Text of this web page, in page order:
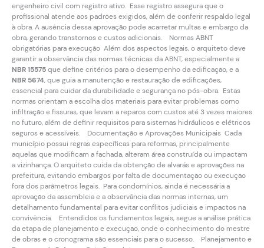
engenheiro civil com registro ativo. Esse registro assegura que o
profissional atende aos padrões exigidos, além de conferir respaldo legal
à obra. A ausência dessa aprovação pode acarretar multas e embargo da
obra, gerando transtornos e custos adicionais. Normas ABNT
obrigatórias para execução Além dos aspectos legais, o arquiteto deve
garantir a observância das normas técnicas da ABNT, especialmente a
NBR 15575que define critérios para o desempenho da edificação, e a
NBR 5674, que guia a manutenção e restauração de edificações,
essencial para cuidar da durabilidade e segurança no pós-obra. Estas
normas orientam a escolha dos materiais para evitar problemas como
infiltração e fissuras, que levam a reparos com custos até 3 vezes maiores
no futuro, além de definir requisitos para sistemas hidráulicos e elétricos
seguros e acessíveis. Documentação e Aprovações Municipais Cada
município possui regras específicas para reformas, principalmente
aquelas que modificam a fachada, alteram área construída ou impactam
a vizinhança. O arquiteto cuida da obtenção de alvarás e aprovações na
prefeitura, evitando embargos por falta de documentação ou execução
fora dos parâmetros legais. Para condomínios, ainda é necessária a
aprovação da assembleia e a observância das normas internas, um
detalhamento fundamental para evitar conflitos judiciais e impactos na
convivência. Entendidos os fundamentos legais, segue a análise prática
da etapa de planejamento e execução, onde o conhecimento do mestre
de obras e o cronograma são essenciais para o sucesso. Planejamento e